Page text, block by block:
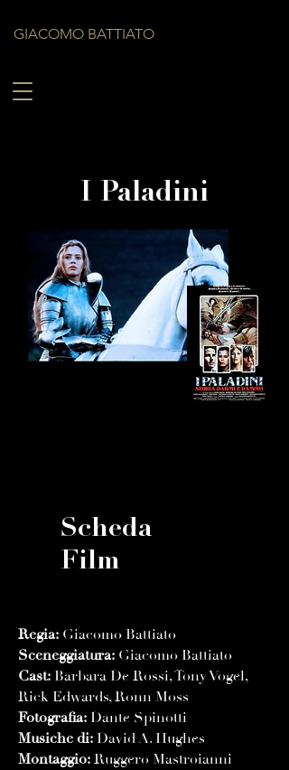
GIACOMO BATTIATO
I Paladini
Scheda
Film
Regia: Giacomo Battiato
Sceneggiatura: Giacomo Battiato
Cast: Barbara De Rossi, Tony Vogel,
Rick Edwards, Ronn Moss
Fotografia: Dante Spinotti
Musiche di: David A. Hughes
Montaggio: Ruggero Mastroianni